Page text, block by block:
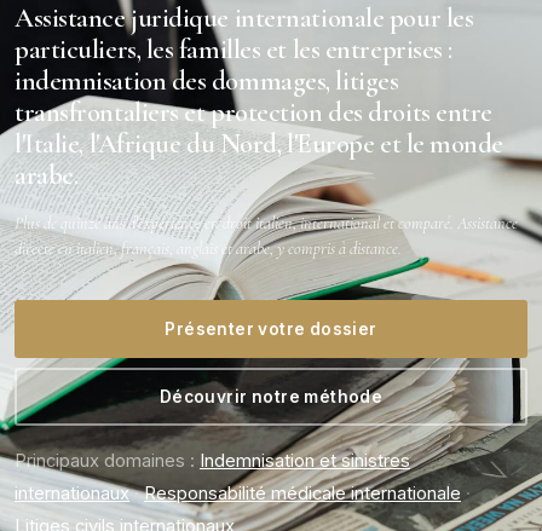
Assistance juridique internationale pour les
particuliers, les familles et les entreprises :
indemnisation des dommages, litiges
transfrontaliers et protection des droits entre
l'Italie, l'Afrique du Nord, l'Europe et le monde
arabe.
Plus de quinze ans d'expérience en droit italien, international et comparé. Assistance
directe en italien, français, anglais et arabe, y compris à distance.
Présenter votre dossier
Découvrir notre méthode
Principaux domaines : Indemnisation et sinistres
internationaux ·Responsabilité médicale internationale ·
Litiges civils internationaux